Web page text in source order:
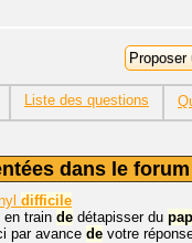
Liste des questions
dans le
difficile
en train de détapisser du
par avance de votre